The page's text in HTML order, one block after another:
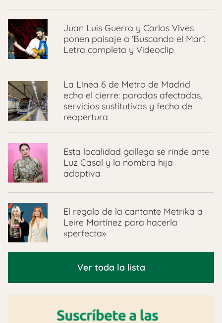
Juan Luis Guerra y Carlos Vives
ponen paisaje a ‘Buscando el Mar’:
Letra completa y Videoclip
La Línea 6 de Metro de Madrid
echa el cierre: paradas afectadas,
servicios sustitutivos y fecha de
reapertura
Esta localidad gallega se rinde ante
Luz Casal y la nombra hija
adoptiva
El regalo de la cantante Metrika a
Leire Martínez para hacerla
«perfecta»
Ver toda la lista